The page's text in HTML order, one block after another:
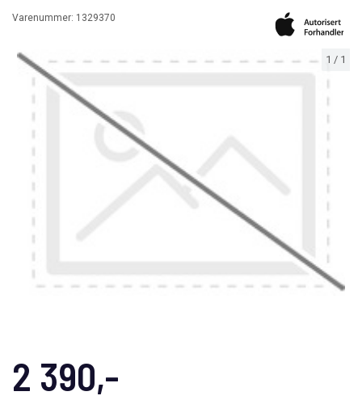
1 / 1
Varenummer: 1329370
2 390,-